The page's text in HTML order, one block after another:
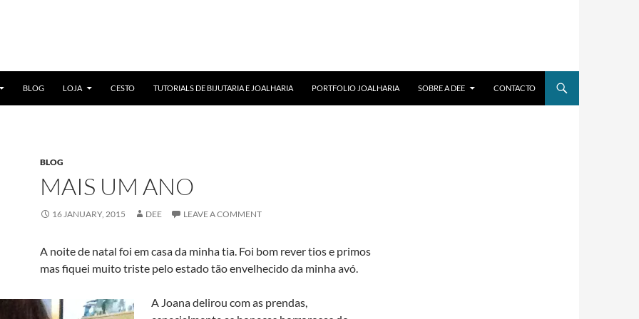
BLOG LOJA CESTO TUTORIALS DE BIJUTARIA E JOALHARIA PORTFOLIO JOALHARIA SOBRE A DEE CONTACTO
BLOG
MAIS UM ANO
16 JANUARY, 2015 DEE LEAVE A COMMENT
A noite de natal foi em casa da minha tia. Foi bom rever tios e primos
mas fiquei muito triste pelo estado tão envelhecido da minha avó.
A Joana delirou com as prendas,